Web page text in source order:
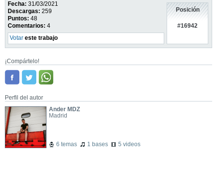
Fecha: 31/03/2021
Descargas: 259
Puntos: 48
Comentarios: 4
Votar este trabajo
Posición
#16942
¡Compártelo!
Perfil del autor
Ander MDZ
Madrid
6 temas 1 bases 5 videos